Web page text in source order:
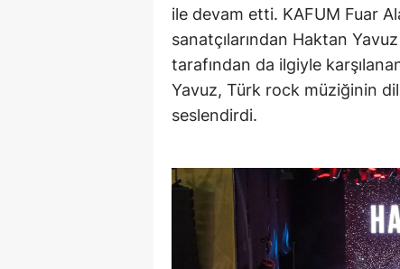
ile devam etti. KAFUM Fuar
sanatçılarından Haktan
tarafından da ilgiyle
Yavuz, Türk rock müziğinin
seslendirdi.